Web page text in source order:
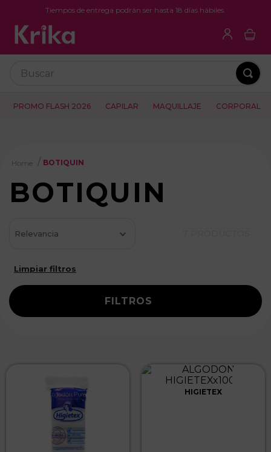
Tiempos de entrega podrán ser hasta 18 días hábiles.
PROMO FLASH 2026 CAPILAR MAQUILLAJE CORPORAL
BOTIQUIN
BOTIQUIN
Relevancia
FILTROS
HIGIETEX